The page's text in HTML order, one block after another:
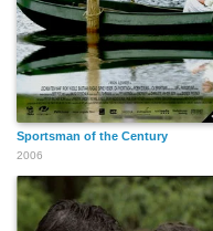
Sportsman of the Century
2006